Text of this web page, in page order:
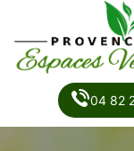
04 82